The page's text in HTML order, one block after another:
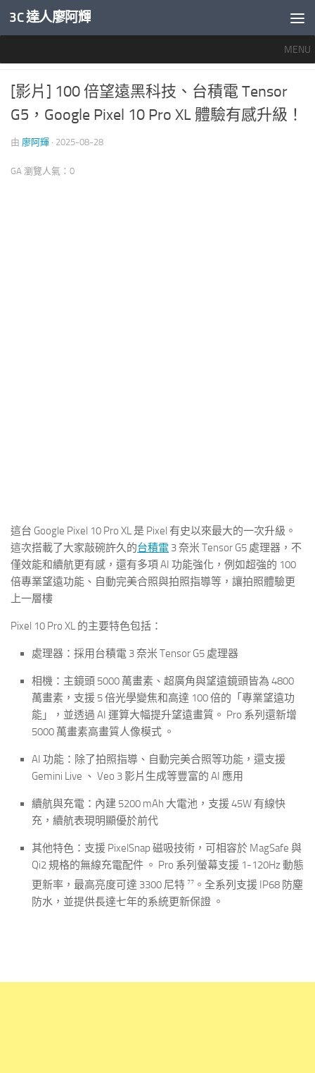
內文下方
3C 達人廖阿輝
MENU
0
[影片] 100 倍望遠黑科技、台積電 Tensor
G5，Google Pixel 10 Pro XL 體驗有感升級！
由 廖阿輝 · 2025-08-28
GA 瀏覽人氣：0
這台 Google Pixel 10 Pro XL 是 Pixel 有史以來最大的一次升級。
這次搭載了大家敲碗許久的台積電 3 奈米 Tensor G5 處理器，不
僅效能和續航更有感，還有多項 AI 功能強化，例如超強的 100
倍專業望遠功能、自動完美合照與拍照指導等，讓拍照體驗更
上一層樓
Pixel 10 Pro XL 的主要特色包括：
處理器 ：採用台積電 3 奈米 Tensor G5 處理器
相機 ：主鏡頭 5000 萬畫素、超廣角與望遠鏡頭皆為 4800
萬畫素，支援 5 倍光學變焦和高達 100 倍的「專業望遠功
能」，並透過 AI 運算大幅提升望遠畫質。 Pro 系列還新增
5000 萬畫素高畫質人像模式 。
AI 功能 ：除了拍照指導、自動完美合照等功能，還支援
Gemini Live 、 Veo 3 影片生成等豐富的 AI 應用
續航與充電 ：內建 5200 mAh 大電池，支援 45W 有線快
充，續航表現明顯優於前代
其他特色 ：支援 PixelSnap 磁吸技術，可相容於 MagSafe 與
Qi2 規格的無線充電配件 。 Pro 系列螢幕支援 1-120Hz 動態
更新率，最高亮度可達 3300 尼特 77 。全系列支援 IP68 防塵
防水，並提供長達七年的系統更新保證 。